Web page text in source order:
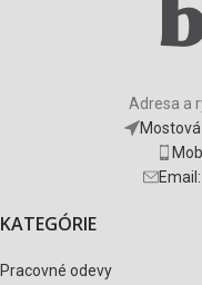
Adresa a
KATEGÓRIE
Pracovné odevy